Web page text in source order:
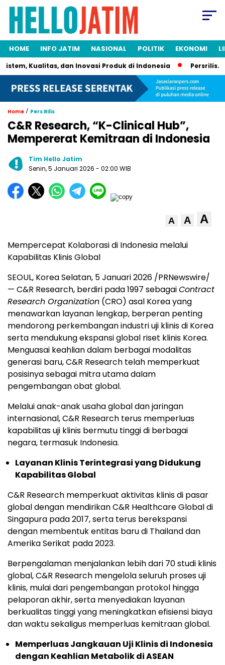
HOME INFO JATIM NASIONAL POLITIK EKONOMI
Kualitas, dan Inovasi Produk di Indonesia
Home / Pers Rilis
C&R Research, “K-Clinical Hub”,
Mempererat Kemitraan di Indonesia
Tim Hello Jatim
Senin, 5 Januari 2026 - 02:00 WIB
A A A
Mempercepat Kolaborasi di Indonesia melalui
Kapabilitas Klinis Global
SEOUL, KoreaSelatan, 5 Januari 2026 /PRNewswire/
— C&R Research, berdiri pada 1997 sebagaiContract
Research Organization (CRO) asal Korea yang
menawarkan layanan lengkap, berperan penting
mendorong perkembangan industri uji klinis di Korea
serta mendukung ekspansi global riset klinis Korea.
Menguasai keahlian dalam berbagai modalitas
generasi baru, C&R Research telah memperkuat
posisinya sebagai mitra utama dalam
pengembangan obat global.
Melalui anak-anak usaha global dan jaringan
internasional, C&R Research terus memperluas
kapabilitas uji klinis bermutu tinggi di berbagai
negara, termasuk Indonesia.
Layanan Klinis Terintegrasi yang Didukung
Kapabilitas Global
C&R Research memperkuat aktivitas klinis di pasar
global dengan mendirikan C&R Healthcare Global di
Singapura pada 2017, serta terus berekspansi
dengan membentuk entitas baru di Thailand dan
Amerika Serikat pada 2023.
Berpengalaman menjalankan lebih dari 70 studi klinis
global, C&R Research mengelola seluruh proses uji
klinis, mulai dari pengembangan protokol hingga
pelaporan akhir, serta menyediakan layanan
berkualitas tinggi yang meningkatkan efisiensi biaya
dan waktu sekaligus memperluas kemitraan global.
Memperluas Jangkauan Uji Klinis di Indonesia
dengan Keahlian Metabolik di ASEAN